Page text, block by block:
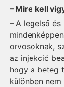
– Mire kell
– A legelső
orvosoknak,
az injekció
hogy a beteg
különben